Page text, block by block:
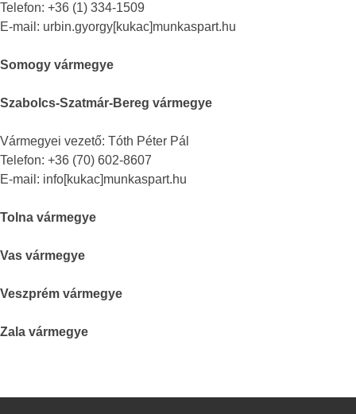
Telefon: +36 (1) 334-1509
E-mail: urbin.gyorgy[kukac]munkaspart.hu
Somogy vármegye
Szabolcs-Szatmár-Bereg vármegye
Vármegyei vezető: Tóth Péter Pál
Telefon: +36 (70) 602-8607
E-mail: info[kukac]munkaspart.hu
Tolna vármegye
Vas vármegye
Veszprém vármegye
Zala vármegye